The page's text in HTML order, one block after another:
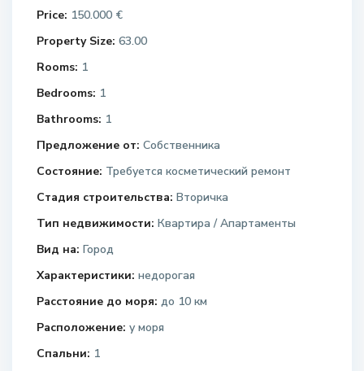
Price: 150.000 €
Property Size: 63.00
Rooms: 1
Bedrooms: 1
Bathrooms: 1
Предложение от: Собственника
Состояние: Требуется косметический ремонт
Стадия строительства: Вторичка
Тип недвижимости: Квартира / Апартаменты
Вид на: Город
Характеристики: недорогая
Расстояние до моря: до 10 км
Расположение: у моря
Спальни: 1